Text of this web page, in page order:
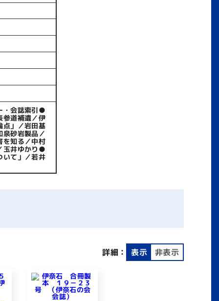
・会誌索引●
道補遺／伊
点」／岩田基
砂岩製品／
知る／中村
玉井ゆかり●
いて」／若井
詳細： 表示 非表示